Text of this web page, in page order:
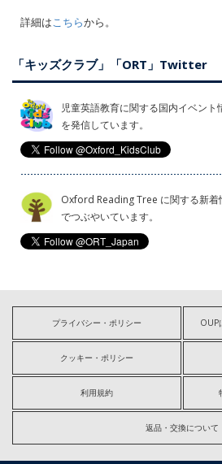
詳細は こちらから。
「キッズクラブ」「ORT」Twitter
児童英語教育に関する国内イベン
を発信しています。
Oxford Reading Tree に関する新着
でつぶやいています。
プライバシー・ポリシー
クッキー・ポリシー
利用規約
返品・交換について